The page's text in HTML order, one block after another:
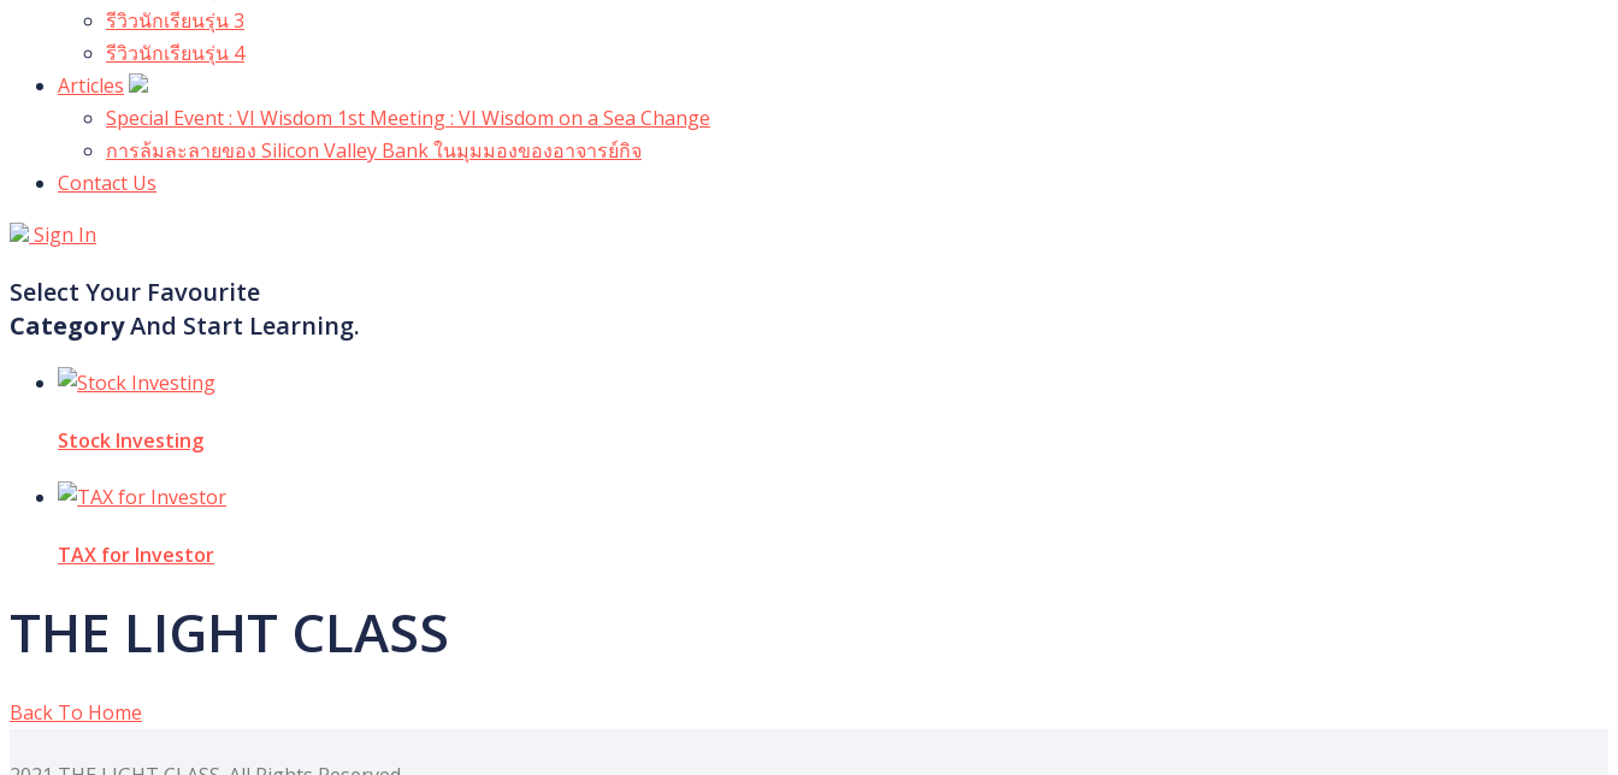
รีวิวนักเรียนรุ่น 3
รีวิวนักเรียนรุ่น 4
Articles
Special Event : VI Wisdom 1st Meeting : VI Wisdom on a Sea Change
การล้มละลายของ Silicon Valley Bank ในมุมมองของอาจารย์กิจ
Contact Us
Sign In
Select Your Favourite
CategoryAnd Start Learning.
Stock Investing
TAX for Investor
THE LIGHT CLASS
Back To Home